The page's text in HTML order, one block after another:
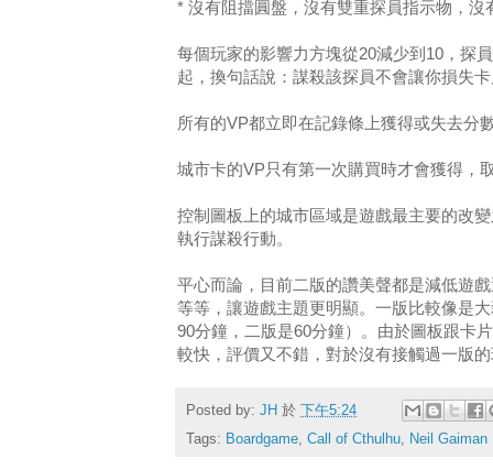
* 沒有阻擋圓盤，沒有雙重探員指示物，
每個玩家的影響力方塊從20減少到10，探
起，換句話說：謀殺該探員不會讓你損失
所有的VP都立即在記錄條上獲得或失去分
城市卡的VP只有第一次購買時才會獲得，
控制圖板上的城市區域是遊戲最主要的改
執行謀殺行動。
平心而論，目前二版的讚美聲都是減低遊
等等，讓遊戲主題更明顯。一版比較像是
90分鐘，二版是60分鐘）。由於圖板跟卡
較快，評價又不錯，對於沒有接觸過一版
Posted by: JH 於 下午5:24
Tags: Boardgame, Call of Cthulhu, Neil Gaiman